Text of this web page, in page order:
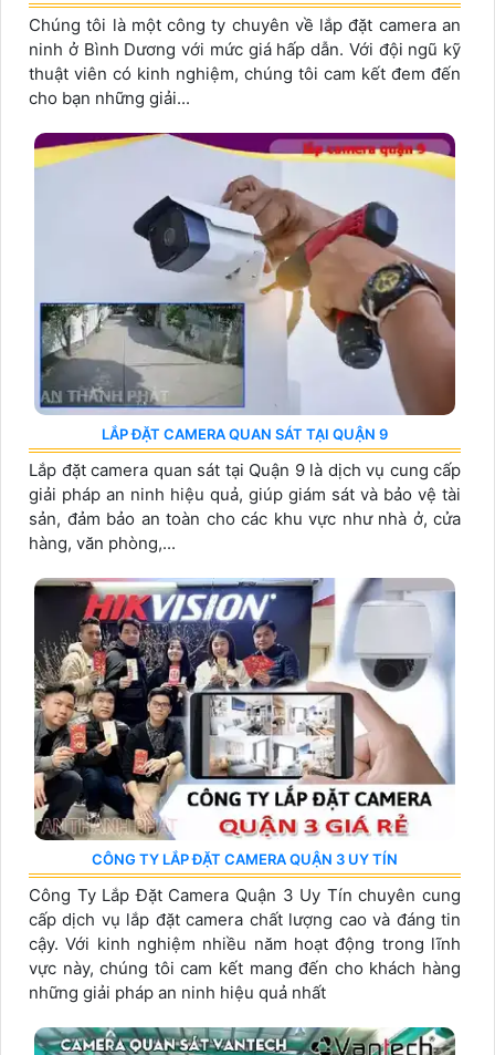
Chúng tôi là một công ty chuyên về lắp đặt camera an
ninh ở Bình Dương với mức giá hấp dẫn. Với đội ngũ kỹ
thuật viên có kinh nghiệm, chúng tôi cam kết đem đến
cho bạn những giải...
LẮP ĐẶT CAMERA QUAN SÁT TẠI QUẬN 9
Lắp đặt camera quan sát tại Quận 9 là dịch vụ cung cấp
giải pháp an ninh hiệu quả, giúp giám sát và bảo vệ tài
sản, đảm bảo an toàn cho các khu vực như nhà ở, cửa
hàng, văn phòng,...
CÔNG TY LẮP ĐẶT CAMERA QUẬN 3 UY TÍN
Công Ty Lắp Đặt Camera Quận 3 Uy Tín chuyên cung
cấp dịch vụ lắp đặt camera chất lượng cao và đáng tin
cậy. Với kinh nghiệm nhiều năm hoạt động trong lĩnh
vực này, chúng tôi cam kết mang đến cho khách hàng
những giải pháp an ninh hiệu quả nhất